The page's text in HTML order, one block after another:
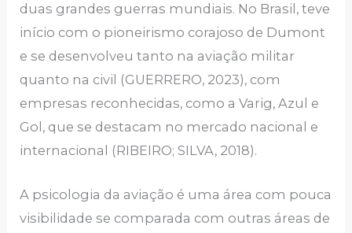
duas grandes guerras mundiais. No Brasil, teve
início com o pioneirismo corajoso de Dumont
e se desenvolveu tanto na aviação militar
quanto na civil (GUERRERO, 2023), com
empresas reconhecidas, como a Varig, Azul e
Gol, que se destacam no mercado nacional e
internacional (RIBEIRO; SILVA, 2018).
A psicologia da aviação é uma área com pouca
visibilidade se comparada com outras áreas de